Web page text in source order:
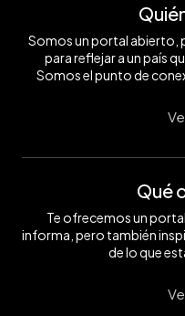
Somos un portal abierto,
para reflejar a un país
Somos el punto de
Qué
Te ofrecemos un
informa, pero también
de lo que